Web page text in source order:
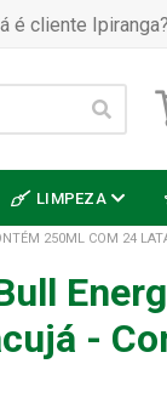
é cliente
LIMPEZA
250ML COM 24
-